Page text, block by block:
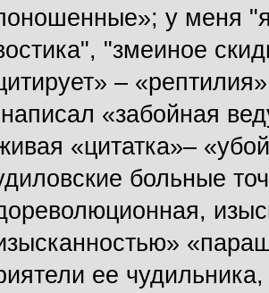
у меня
"змеиное
–
«забойная
«цитатка»–
больные
ее